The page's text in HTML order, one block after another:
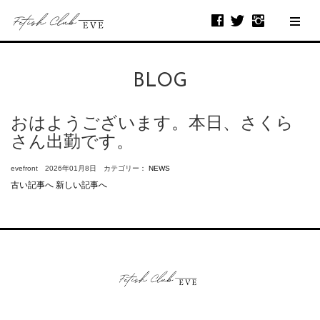
BLOG
おはようございます。本日、さくら
さん出勤です。
evefront 2026年01月8日 カテゴリー： NEWS
古い記事へ 新しい記事へ